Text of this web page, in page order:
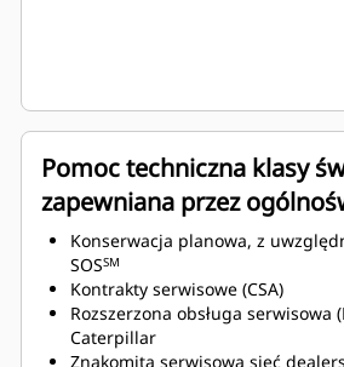
Pomoc techniczna klasy
zapewniana przez
dealerów Cat
Konserwacja planowa, z
SOSSM
Kontrakty serwisowe (CSA)
Rozszerzona obsługa serwisowa
Caterpillar
Znakomita serwisowa sieć